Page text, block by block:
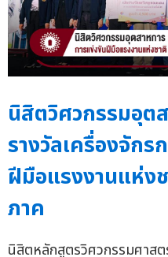
นิสิตวิศวกรรมอุต
รางวัลเครื่องจัก
ฝีมือแรงงานแห่ง
ภาค
นิสิตหลักสูตรวิศวกรรมศาส